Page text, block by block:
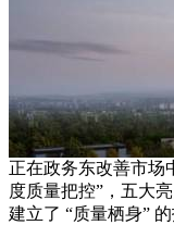
正在政务东改善市场
度质量把控”，五大
建立了 “质量栖身”